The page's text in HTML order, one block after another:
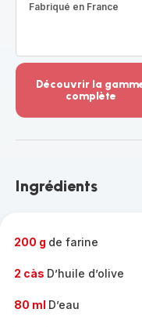
Fabriqué en France
Découvrir la
complète
-
gamme
Ingrédients
200 g de farine
2 càs D’huile d’olive
80 ml D’eau